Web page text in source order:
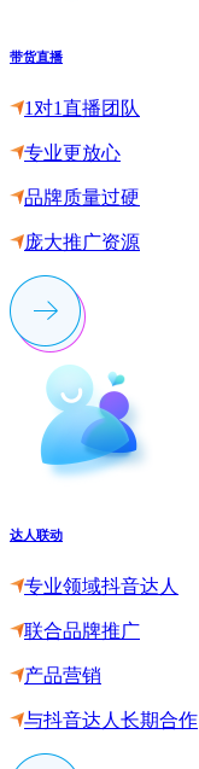
带货直播
1对1直播团队
专业更放心
品牌质量过硬
庞大推广资源
达人联动
专业领域抖音达人
联合品牌推广
产品营销
与抖音达人长期合作